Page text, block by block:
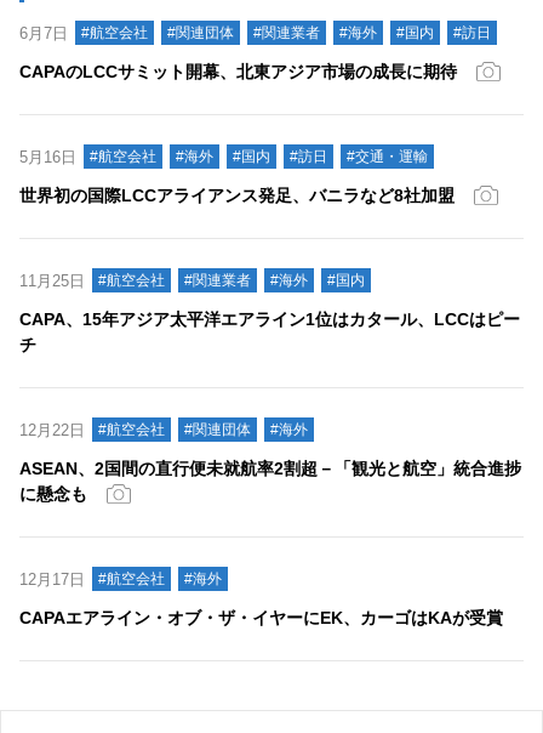
6月7日 #航空会社 #関連団体 #関連業者 #海外 #国内 #訪日
CAPAのLCCサミット開幕、北東アジア市場の成長に期待
5月16日 #航空会社 #海外 #国内 #訪日 #交通・運輸
世界初の国際LCCアライアンス発足、バニラなど8社加盟
11月25日 #航空会社 #関連業者 #海外 #国内
CAPA、15年アジア太平洋エアライン1位はカタール、LCCはピー
チ
12月22日 #航空会社 #関連団体 #海外
ASEAN、2国間の直行便未就航率2割超－「観光と航空」統合進捗
に懸念も
12月17日 #航空会社 #海外
CAPAエアライン・オブ・ザ・イヤーにEK、カーゴはKAが受賞